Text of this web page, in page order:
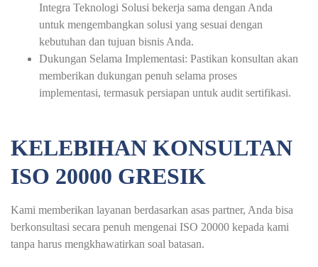
Integra Teknologi Solusi bekerja sama dengan Anda
untuk mengembangkan solusi yang sesuai dengan
kebutuhan dan tujuan bisnis Anda.
Dukungan Selama Implementasi: Pastikan konsultan akan
memberikan dukungan penuh selama proses
implementasi, termasuk persiapan untuk audit sertifikasi.
KELEBIHAN KONSULTAN
ISO 20000 GRESIK
Kami memberikan layanan berdasarkan asas partner, Anda bisa
berkonsultasi secara penuh mengenai ISO 20000 kepada kami
tanpa harus mengkhawatirkan soal batasan.